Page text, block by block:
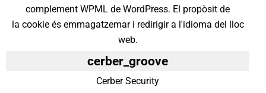
complement WPML de WordPress. El propòsit de
la cookie és emmagatzemar i redirigir a l'idioma del lloc
web.
cerber_groove
Cerber Security